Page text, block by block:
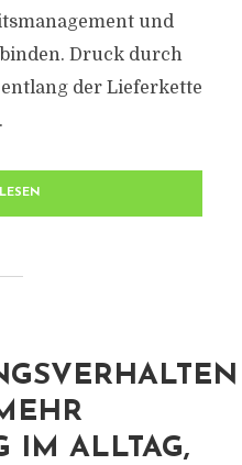
und
Druck durch
der Lieferkette
IM ALLTAG,